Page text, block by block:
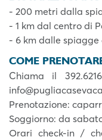
- 200 metri dalla
- 1 km dal centro di
- 6 km dalle
COME
Chiama il
Prenotazione:
Soggiorno: da
Orari check-in /